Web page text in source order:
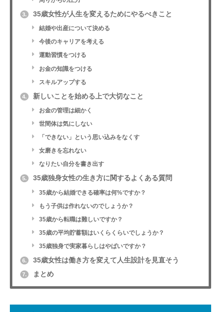
3. 35歳女性が人生を変えるためにやるべきこと
結婚や出産について決める
今後のキャリアを考える
運動習慣をつける
お金の知識をつける
スキルアップする
4. 新しいことを始める上で大切なこと
お金の管理は細かく
世間体は気にしない
「できない」という思い込みをなくす
女磨きを忘れない
なりたい自分を書き出す
5. 35歳独身女性の生き方に関するよくある質問
35歳から結婚できる確率は何%ですか？
もう子供は作れないのでしょうか？
35歳から転職は難しいですか？
35歳の平均貯蓄額はいくらくらいでしょうか？
35歳独身で実家暮らしはやばいですか？
6. 35歳女性は働き方を変えて人生設計を見直そう
7. まとめ